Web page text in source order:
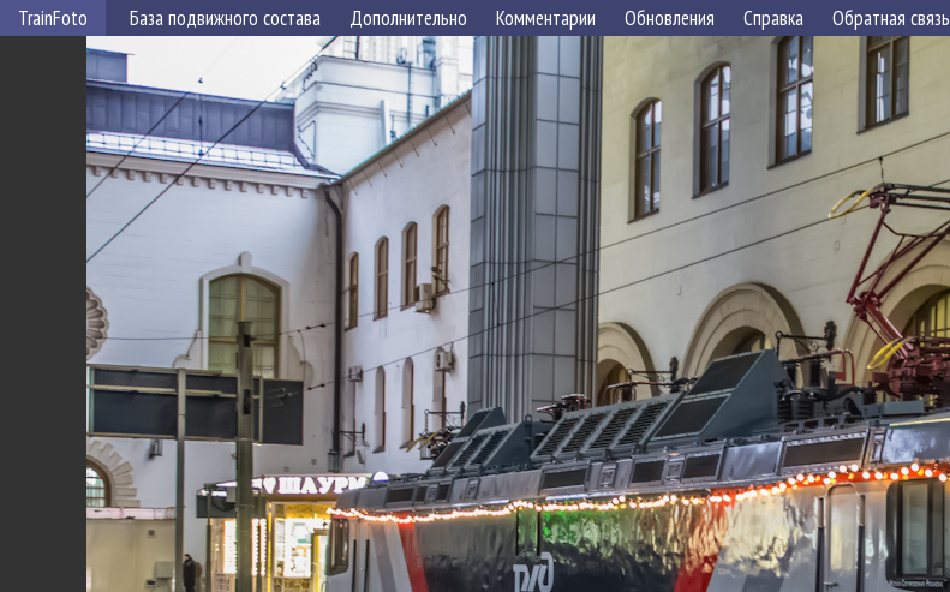
TrainFoto База подвижного состава Дополнительно Комментарии Обновления Справка Обратная связь